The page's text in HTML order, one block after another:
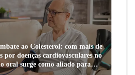
ao Colesterol: com mais de
por doenças cardiovasculares no
oral surge como aliado para